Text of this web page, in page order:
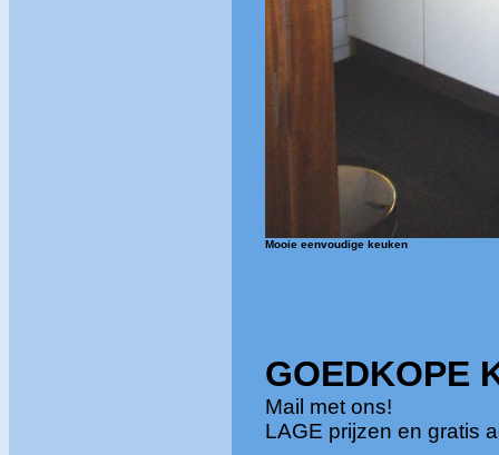
Mooie eenvoudige keuken
GOEDKOPE
Mail met ons!
LAGE prijzen en gratis